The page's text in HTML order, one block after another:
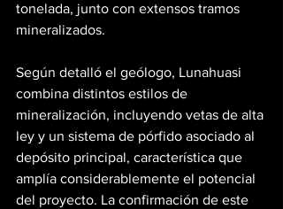
tonelada, junto con extensos tramos
mineralizados.
Según detalló el geólogo, Lunahuasi
combina distintos estilos de
mineralización, incluyendo vetas de alta
ley y un sistema de pórfido asociado al
depósito principal, característica que
amplía considerablemente el potencial
del proyecto. La confirmación de este